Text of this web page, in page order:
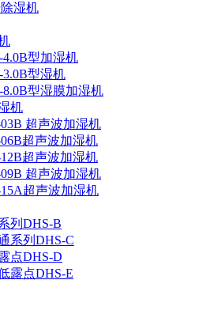
湿机
型加湿机
型湿机
型湿膜加湿机
机
超声波加湿机
超声波加湿机
超声波加湿机
超声波加湿机
超声波加湿机
列DHS-B
系列DHS-C
点DHS-D
露点DHS-E